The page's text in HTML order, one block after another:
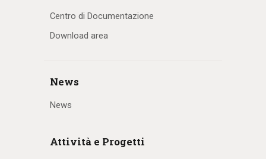
Centro di Documentazione
Download area
News
News
Attività e Progetti